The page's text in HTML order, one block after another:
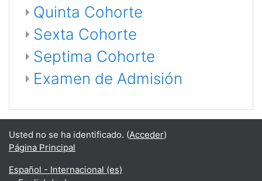
Quinta Cohorte
Sexta Cohorte
Septima Cohorte
Examen de Admisión
Usted no se ha identificado. (Acceder)
Página Principal
Español - Internacional ‎(es)‎